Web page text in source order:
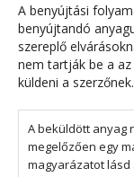
A benyújtási
benyújtandó
szereplő
nem tartják be a
küldeni a szerzőnek.
A beküldött anyag
megelőzően egy
magyarázatot lásd